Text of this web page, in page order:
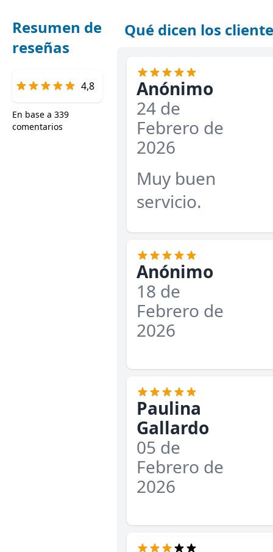
Resumen de
reseñas
4,8
En base a 339
comentarios
Qué dicen los
Anónimo
24 de
Febrero de
2026
Muy buen
servicio.
Anónimo
18 de
Febrero de
2026
Paulina
Gallardo
05 de
Febrero de
2026